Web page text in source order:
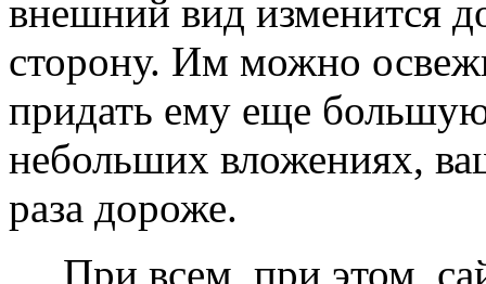
внешний вид изменится
сторону. Им можно
придать ему еще
небольших вложениях,
раза дороже.
При всем, при этом,